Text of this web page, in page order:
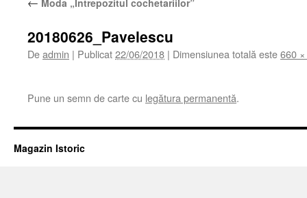
Moda „Intrepozitul cochetariilor”
20180626_Pavelescu
Deadmin | Publicat22/06/2018 | Dimensiunea totală este660
Pune un semn de carte cu legătura permanentă.
Magazin Istoric